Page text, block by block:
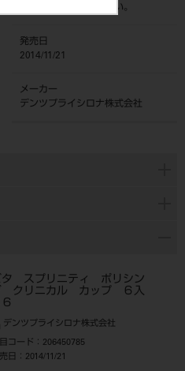
』より登録ください。
発売日
2014/11/21
メーカー
デンツプライシロナ株式会社
タ スプリニティ ポリシン
クリニカル カップ ６入
デンツプライシロナ株式会社
コード ：206450785
日
：2014/11/21